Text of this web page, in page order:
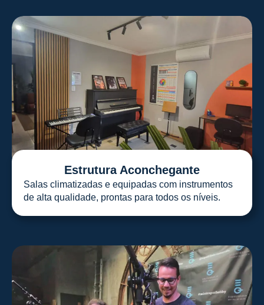
Estrutura Aconchegante
Salas climatizadas e equipadas com instrumentos
de alta qualidade, prontas para todos os níveis.